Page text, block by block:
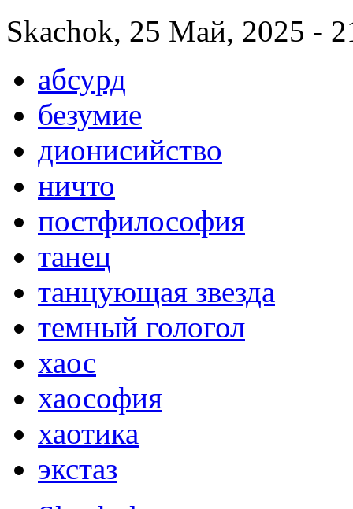
Skachok, 25 Май, 2025 -
абсурд
безумие
дионисийство
ничто
постфилософия
танец
танцующая звезда
темный гологол
хаос
хаософия
хаотика
экстаз